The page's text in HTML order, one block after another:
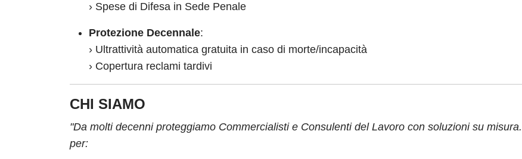
› Spese di Difesa in Sede Penale
Protezione Decennale:
› Ultrattività automatica gratuita in caso di morte/incapacità
› Copertura reclami tardivi
CHI SIAMO
"Da molti decenni proteggiamo Commercialisti e Consulenti del Lavoro con soluzioni su
per: